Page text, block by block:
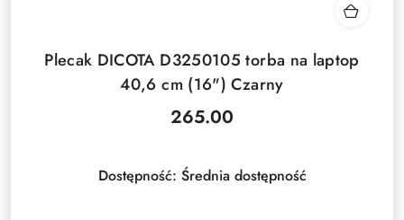
Plecak DICOTA D3250105 torba na laptop
40,6 cm (16") Czarny
Cena:
265.00
Dostępność: Średnia dostępność